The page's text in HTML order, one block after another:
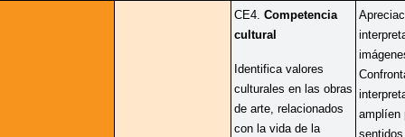
CE4. Competencia
cultural
Identifica valores
culturales en las obras
de arte, relacionados
con la vida de la
amplíen